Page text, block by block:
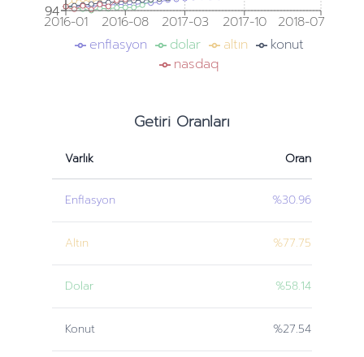
2016-01 2016-08 2017-03 2017-10 2018-07
94
94
enflasyon dolar altın
konut
nasdaq
Getiri Oranları
Varlık Oran
Enflasyon %30.96
Altın %77.75
Dolar %58.14
Konut %27.54